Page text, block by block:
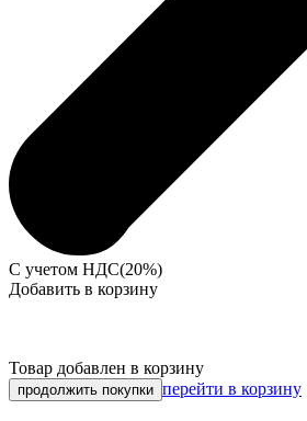
С учетом НДС(20%)
Добавить в корзину
Товар добавлен в корзину
продолжить покупки перейти в корзину